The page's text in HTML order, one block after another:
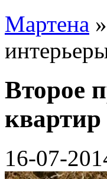
Мартена »
Второе
16-07-